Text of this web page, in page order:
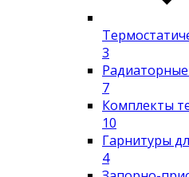
3
7
Комплекты
10
Гарнитуры
4